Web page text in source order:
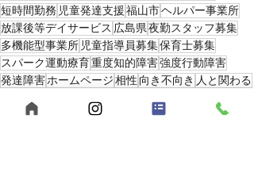
短時間勤務 児童発達支援 福山市ヘルパー事業所
放課後等デイサービス 広島県 夜勤スタッフ募集
多機能型事業所 児童指導員募集保育士募集
スパーク運動療育重度知的障害強度行動障害
発達障害 ホームページ 相性 向き不向き 人と関わる
2025年